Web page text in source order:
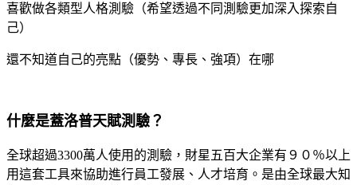
喜歡做各類型人格測驗（希望透過不同測驗更加深入探索自
己）
還不知道自己的亮點（優勢、專長、強項）在哪
什麼是蓋洛普天賦測驗？
全球超過3300萬人使用的測驗，財星五百大企業有９０％以上
用這套工具來協助進行員工發展、人才培育。是由全球最大知